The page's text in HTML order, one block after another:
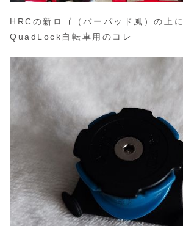
HRCの新ロゴ（バーパッド風）の上に
QuadLock自転車用のコレ